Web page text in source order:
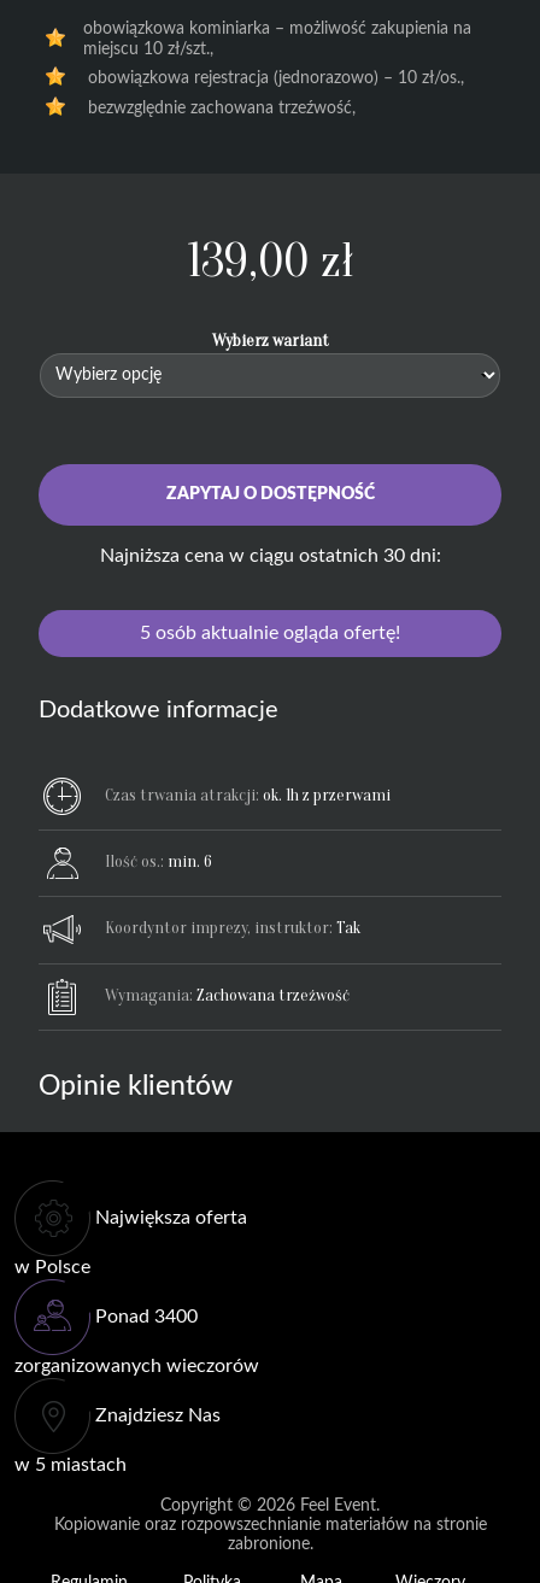
obowiązkowa kominiarka – możliwość zakupienia na
miejscu 10 zł/szt.,
obowiązkowa rejestracja (jednorazowo) – 10 zł/os.,
bezwzględnie zachowana trzeźwość,
139,00 zł
Wybierz wariant
ZAPYTAJ O DOSTĘPNOŚĆ
Najniższa cena w ciągu ostatnich 30 dni:
5 osób aktualnie ogląda ofertę!
Dodatkowe informacje
Czas trwania atrakcji: ok. 1h z przerwami
Ilość os.: min. 6
Koordyntor imprezy, instruktor: Tak
Wymagania: Zachowana trzeźwość
Opinie klientów
Największa oferta
w Polsce
Ponad 3400
zorganizowanych wieczorów
Znajdziesz Nas
w 5 miastach
Copyright © 2026 Feel Event.
Kopiowanie oraz rozpowszechnianie materiałów na stronie
zabronione.